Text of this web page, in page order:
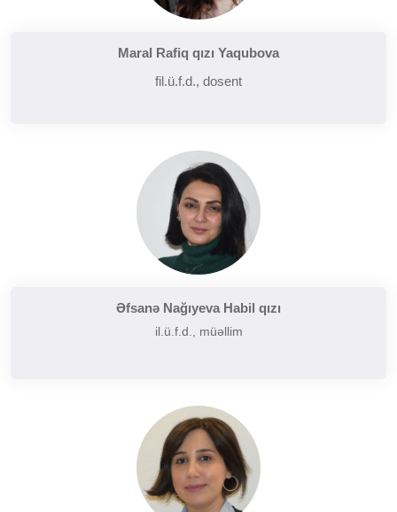
Maral Rafiq qızı Yaqubova
fil.ü.f.d., dosent
Əfsanə Nağıyeva Habil qızı
il.ü.f.d., müəllim